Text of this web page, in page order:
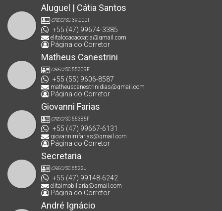
Aluguel | Cátia Santos
CRECISC 39.000F
+55 (47) 99674-3385
elitalocacaocatia@gmail.com
Página do Corretor
Matheus Canestrini
CRECISC 55309F
+55 (55) 9606-8587
matheuscanestrinidias@gmail.com
Página do Corretor
Giovanni Farias
CRECISC 55385F
+55 (47) 99667-6131
giovannimfarias@gmail.com
Página do Corretor
Secretaria
CRECISC 6522J
+55 (47) 99148-6242
elitaimobiliaria@gmail.com
Página do Corretor
André Ignácio